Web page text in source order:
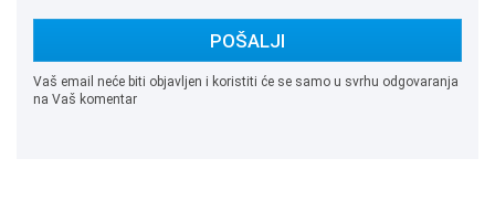
POŠALJI
Vaš email neće biti objavljen i koristiti će se samo u svrhu odgovaranja
na Vaš komentar